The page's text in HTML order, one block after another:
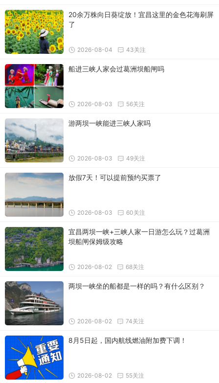
20余万株向日葵绽放！宜昌这里的金色花海刷屏
了
43关注
2026-08-04
船进三峡人家会过葛洲坝船闸吗
56关注
2026-08-03
游两坝一峡能进三峡人家吗
49关注
2026-08-03
放假7天！可以提前预约买票了
60关注
2026-08-03
宜昌两坝一峡+三峡人家一日游怎么玩？过葛洲
坝船闸保姆级攻略
68关注
2026-08-02
两坝一峡坐的船都是一样的吗？有什么区别？
74关注
2026-08-02
8月5日起，国内航线燃油附加费下调！
55关注
2026-08-02